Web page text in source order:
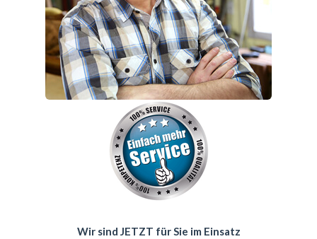
Wir sind JETZT für Sie im Einsatz